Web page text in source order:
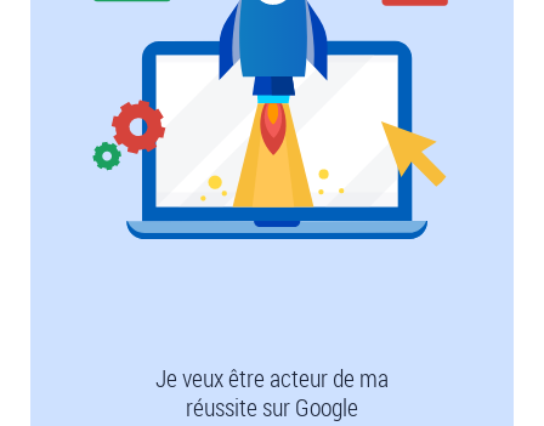
Je veux être acteur de ma
réussite sur Google